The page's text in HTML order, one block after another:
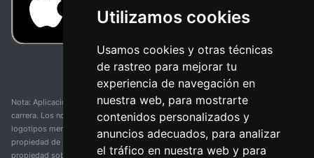
Utilizamos cookies
Usamos cookies y otras técnicas
de rastreo para mejorar tu
experiencia de navegación en
nuestra web, para mostrarte
contenidos personalizados y
anuncios adecuados, para analizar
el tráfico en nuestra web y para
Nota: Aplicación y web no oficial y no relacionada con ninguna organización o
carrera. Los nombres de equipos, competiciones, marcas comerciales y
logotipos mencionados en esta página de resultados de ciclismo son
propiedad de sus respectivos dueños. No tenemos afiliación, patrocinio ni
propiedad sobre estas marcas comerciales. Toda la información proporcionada